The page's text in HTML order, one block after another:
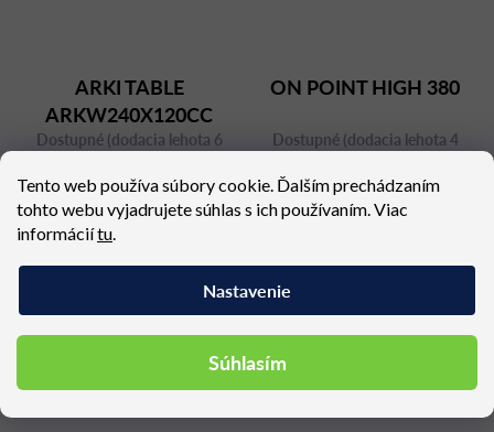
Tento web používa súbory cookie. Ďalším prechádzaním
tohto webu vyjadrujete súhlas s ich používaním. Viac
informáciítu.
Nastavenie
Súhlasím
ARKI TABLE
ARKW240X120CC
Dostupné (dodacia lehota 6
2 761,47 €
ON POINT HIGH 380
Dostupné (dodacia lehota 4
4 384,95 €
Podobné produkty